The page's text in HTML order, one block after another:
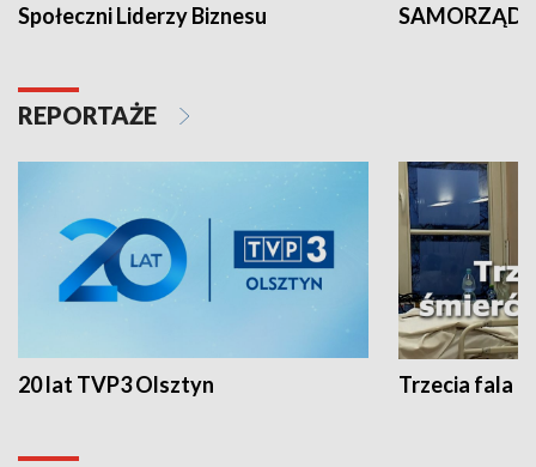
Społeczni Liderzy Biznesu SAMORZĄD
REPORTAŻE
20 lat TVP3 Olsztyn Trzecia fala -